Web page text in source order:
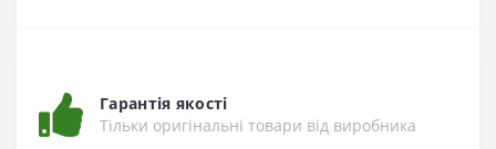
Гарантія якості
Тільки оригінальні товари від виробника